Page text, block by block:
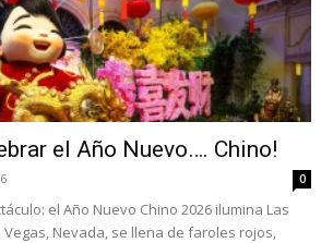
el Año Nuevo…. Chino!
0
el Año Nuevo Chino 2026 ilumina Las
Vegas, Nevada, se llena de faroles rojos,